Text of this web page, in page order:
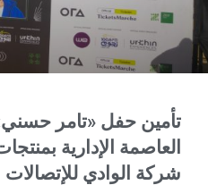
العاصمة الإدارية
شركة الوادي للإتصالات